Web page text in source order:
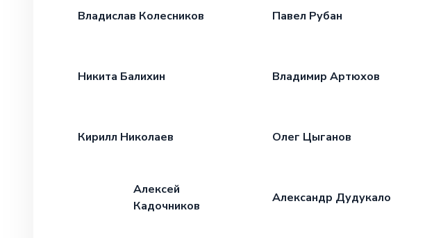
Владислав Колесников Павел Рубан
Никита Балихин Владимир Артюхов
Кирилл Николаев Олег Цыганов
Алексей
Кадочников
Александр Дудукало